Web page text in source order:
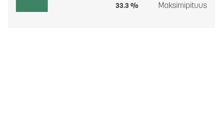
33.3 % Maksimipituus